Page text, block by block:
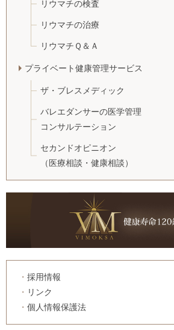
リウマチの検査
リウマチの治療
リウマチＱ＆Ａ
プライベート健康管理サービス
ザ・ブレスメディック
バレエダンサーの医学管理
コンサルテーション
セカンドオピニオン
（医療相談・健康相談）
採用情報
リンク
個人情報保護法